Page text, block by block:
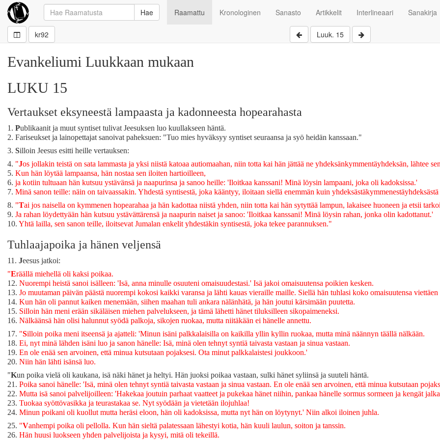
Hae Raamattu Kronologinen Sanasto Artikkelit Interlineaari Sanakirja
kr92 Luuk. 15
Evankeliumi Luukkaan mukaan
LUKU 15
Vertaukset eksyneestä lampaasta ja kadonneesta hopearahasta
1. Publikaanit ja muut syntiset tulivat Jeesuksen luo kuullakseen häntä.
2. Fariseukset ja lainopettajat sanoivat paheksuen: "Tuo mies hyväksyy syntiset seuraansa ja syö heidän kanssaan."
3. Silloin Jeesus esitti heille vertauksen:
4. "Jos jollakin teistä on sata lammasta ja yksi niistä katoaa autiomaahan, niin totta kai hän jättää ne yhdeksänkymmentäyhdeksän, lähtee
5. Kun hän löytää lampaansa, hän nostaa sen iloiten hartioilleen,
6. ja kotiin tultuaan hän kutsuu ystävänsä ja naapurinsa ja sanoo heille: 'Iloitkaa kanssani! Minä löysin lampaani, joka oli kadoksissa.'
7. Minä sanon teille: näin on taivaassakin. Yhdestä syntisestä, joka kääntyy, iloitaan siellä enemmän kuin
8. "Tai jos naisella on kymmenen hopearahaa ja hän kadottaa niistä yhden, niin totta kai hän sytyttää lampun, lakaisee huoneen ja etsii
9. Ja rahan löydettyään hän kutsuu ystävättärensä ja naapurin naiset ja sanoo: 'Iloitkaa kanssani! Minä löysin rahan, jonka olin kadottanut.'
10. Yhtä lailla, sen sanon teille, iloitsevat Jumalan enkelit yhdestäkin syntisestä, joka tekee parannuksen."
Tuhlaajapoika ja hänen veljensä
11. Jeesus jatkoi:
"Eräällä miehellä oli kaksi poikaa.
12. Nuorempi heistä sanoi isälleen: 'Isä, anna minulle osuuteni omaisuudestasi.' Isä jakoi omaisuutensa poikien kesken.
13. Jo muutaman päivän päästä nuorempi kokosi kaikki varansa ja lähti kauas vieraille maille. Siellä hän tuhlasi koko omaisuutensa viettäen
14. Kun hän oli pannut kaiken menemään, siihen maahan tuli ankara nälänhätä, ja hän joutui kärsimään puutetta.
15. Silloin hän meni erään sikäläisen miehen palvelukseen, ja tämä lähetti hänet tiluksilleen sikopaimeneksi.
16. Nälkäänsä hän olisi halunnut syödä palkoja, sikojen ruokaa, mutta niitäkään ei hänelle annettu.
17. "Silloin poika meni itseensä ja ajatteli: 'Minun isäni palkkalaisilla on kaikilla yllin kyllin ruokaa, mutta minä näännyn täällä nälkään.
18. Ei, nyt minä lähden isäni luo ja sanon hänelle: Isä, minä olen tehnyt syntiä taivasta vastaan ja sinua vastaan.
19. En ole enää sen arvoinen, että minua kutsutaan pojaksesi. Ota minut palkkalaistesi joukkoon.'
20. Niin hän lähti isänsä luo.
"Kun poika vielä oli kaukana, isä näki hänet ja heltyi. Hän juoksi poikaa vastaan, sulki hänet syliinsä ja suuteli häntä.
21. Poika sanoi hänelle: 'Isä, minä olen tehnyt syntiä taivasta vastaan ja sinua vastaan. En ole enää sen arvoinen, että minua kutsutaan
22. Mutta isä sanoi palvelijoilleen: 'Hakekaa joutuin parhaat vaatteet ja pukekaa hänet niihin, pankaa hänelle sormus sormeen ja kengät
23. Tuokaa syöttövasikka ja teurastakaa se. Nyt syödään ja vietetään ilojuhlaa!
24. Minun poikani oli kuollut mutta heräsi eloon, hän oli kadoksissa, mutta nyt hän on löytynyt.' Niin alkoi iloinen juhla.
25. "Vanhempi poika oli pellolla. Kun hän sieltä palatessaan lähestyi kotia, hän kuuli laulun, soiton ja tanssin.
26. Hän huusi luokseen yhden palvelijoista ja kysyi, mitä oli tekeillä.